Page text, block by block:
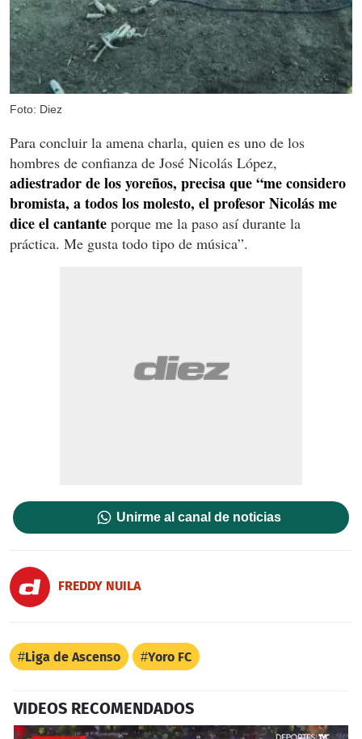
Foto: Diez
Para concluir la amena charla, quien es uno de los
hombres de confianza de José Nicolás López,
adiestrador de los yoreños, precisa que “me considero
bromista, a todos los molesto, el profesor Nicolás me
dice el cantante porque me la paso así durante la
práctica. Me gusta todo tipo de música”.
Unirme al canal de noticias
FREDDY NUILA
Liga de Ascenso Yoro FC
VIDEOS RECOMENDADOS